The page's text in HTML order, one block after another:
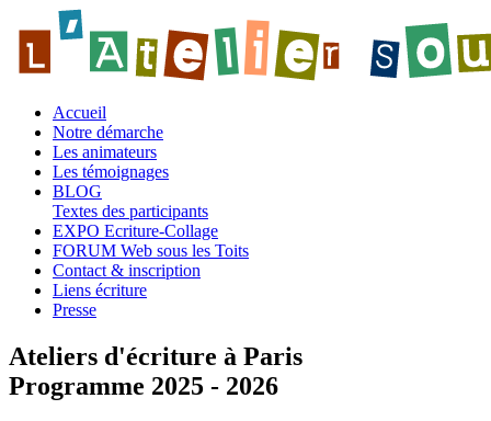
Accueil
Notre démarche
Les animateurs
Les témoignages
BLOG
Textes des participants
EXPO Ecriture-Collage
FORUM Web sous les Toits
Contact & inscription
Liens écriture
Presse
Ateliers d'écriture à Paris
Programme 2025 - 2026